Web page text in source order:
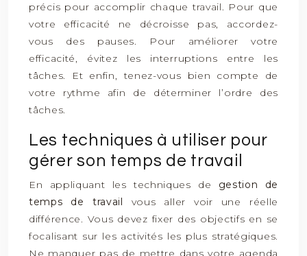
précis pour accomplir chaque travail. Pour que
votre efficacité ne décroisse pas, accordez-
vous des pauses. Pour améliorer votre
efficacité, évitez les interruptions entre les
tâches. Et enfin, tenez-vous bien compte de
votre rythme afin de déterminer l’ordre des
tâches.
Les techniques à utiliser pour
gérer son temps de travail
En appliquant les techniques de gestion de
temps de travail vous aller voir une réelle
différence. Vous devez fixer des objectifs en se
focalisant sur les activités les plus stratégiques.
Ne manquer pas de mettre dans votre agenda